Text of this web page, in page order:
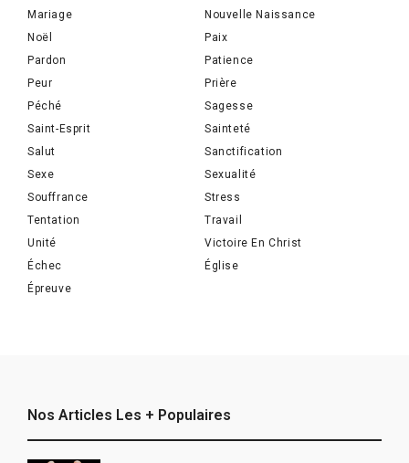
Mariage
Nouvelle Naissance
Noël
Paix
Pardon
Patience
Peur
Prière
Péché
Sagesse
Saint-Esprit
Sainteté
Salut
Sanctification
Sexe
Sexualité
Souffrance
Stress
Tentation
Travail
Unité
Victoire En Christ
Échec
Église
Épreuve
Nos Articles Les + Populaires